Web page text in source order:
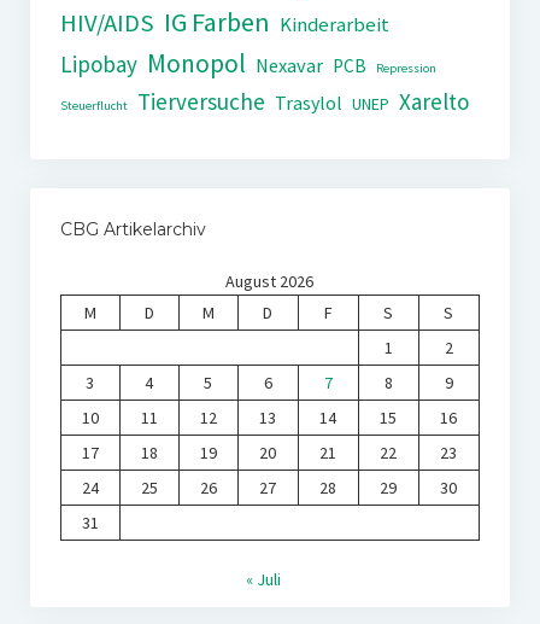
HIV/AIDS IG Farben Kinderarbeit
Lipobay Monopol Nexavar PCB Repression
Steuerflucht Tierversuche Trasylol UNEP Xarelto
CBG Artikelarchiv
August 2026
M
D M D F S
S
1
2
3
4 5 6 7 8
9
10
11 12 13 14 15
16
17
18 19 20 21 22
23
24
25 26 27 28 29
30
31
« Juli